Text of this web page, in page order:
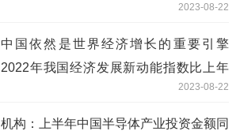
2023-08-22
中国依然是世界经济增长的重要引擎
2022年我国经济发展新动能指数比上年
2023-08-22
机构：上半年中国半导体产业投资金额同